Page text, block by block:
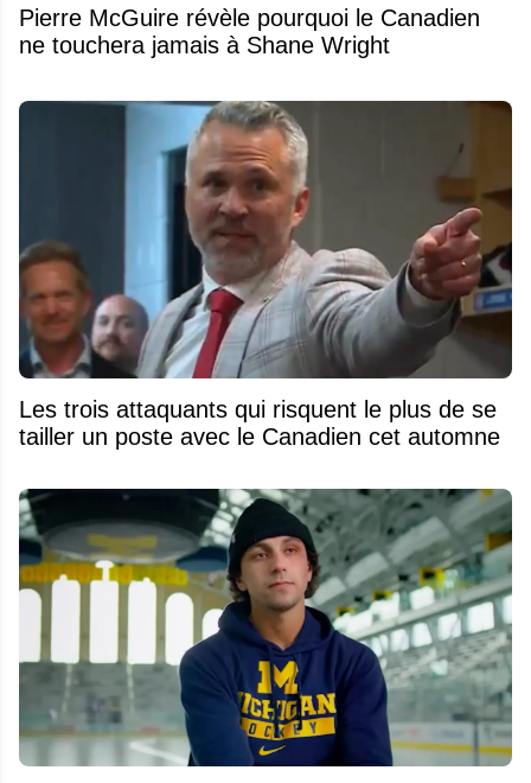
Pierre McGuire révèle pourquoi le Canadien
ne touchera jamais à Shane Wright
Les trois attaquants qui risquent le plus de se
tailler un poste avec le Canadien cet automne